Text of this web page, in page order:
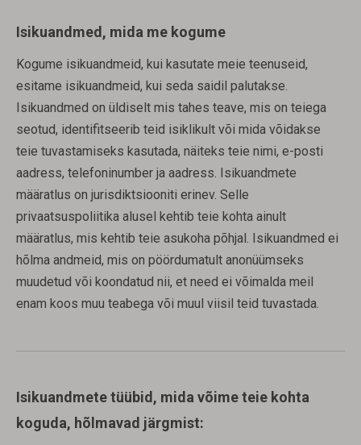
Isikuandmed, mida me kogume
Kogume isikuandmeid, kui kasutate meie teenuseid,
esitame isikuandmeid, kui seda saidil palutakse.
Isikuandmed on üldiselt mis tahes teave, mis on teiega
seotud, identifitseerib teid isiklikult või mida võidakse
teie tuvastamiseks kasutada, näiteks teie nimi, e-posti
aadress, telefoninumber ja aadress. Isikuandmete
määratlus on jurisdiktsiooniti erinev. Selle
privaatsuspoliitika alusel kehtib teie kohta ainult
määratlus, mis kehtib teie asukoha põhjal. Isikuandmed ei
hõlma andmeid, mis on pöördumatult anonüümseks
muudetud või koondatud nii, et need ei võimalda meil
enam koos muu teabega või muul viisil teid tuvastada.
Isikuandmete tüübid, mida võime teie kohta
koguda, hõlmavad järgmist: